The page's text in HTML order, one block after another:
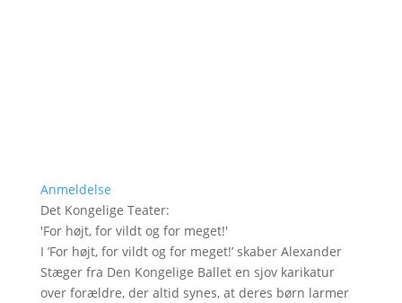
Anmeldelse
Det Kongelige Teater:
'For højt, for vildt og for meget!'
I ’For højt, for vildt og for meget!’ skaber Alexander
Stæger fra Den Kongelige Ballet en sjov karikatur
over forældre, der altid synes, at deres børn larmer